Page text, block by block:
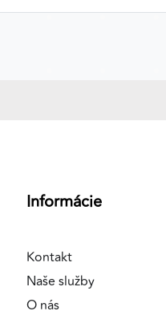
Informácie
Kontakt
Naše služby
O nás